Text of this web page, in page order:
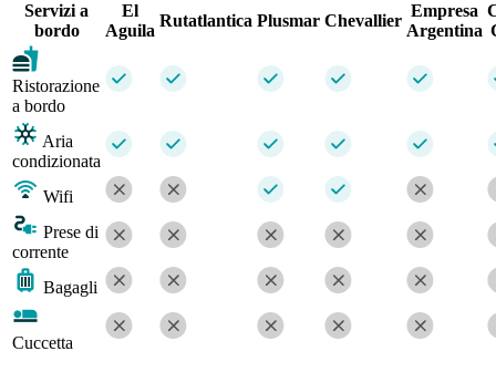
Servizi a
bordo
El
Aguila
Rutatlantica Plusmar Chevallier
Empresa
Argentina
Ristorazione
a bordo
Aria
condizionata
Wifi
Prese di
corrente
Bagagli
Cuccetta